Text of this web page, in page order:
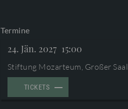
Termine
24. Jän. 2027 15:00
Stiftung Mozarteum, Großer Saal
TICKETS